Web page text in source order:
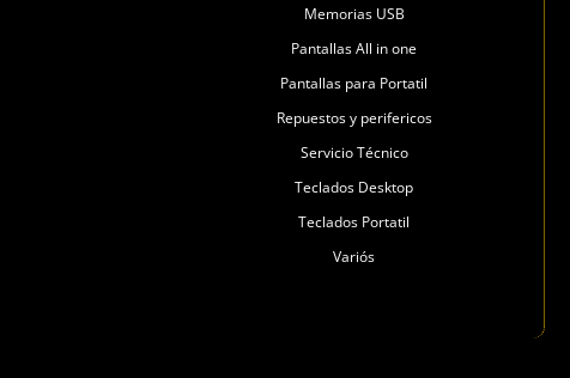
Memorias USB
Pantallas All in one
Pantallas para Portatil
Repuestos y perifericos
Servicio Técnico
Teclados Desktop
Teclados Portatil
Variós